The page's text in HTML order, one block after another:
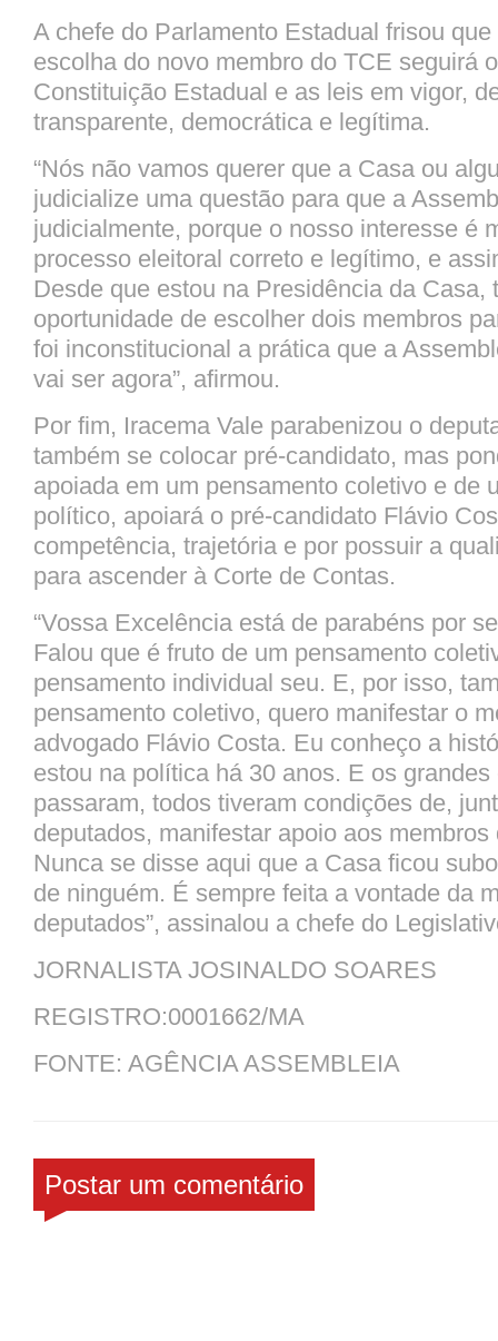
A chefe do Parlamento Estadual frisou
escolha do novo membro do TCE seguirá
Constituição Estadual e as leis em vigor,
transparente, democrática e legítima.
“Nós não vamos querer que a Casa ou
judicialize uma questão para que a
judicialmente, porque o nosso interesse é
processo eleitoral correto e legítimo, e
Desde que estou na Presidência da Casa,
oportunidade de escolher dois membros
foi inconstitucional a prática que a
vai ser agora”, afirmou.
Por fim, Iracema Vale parabenizou o
também se colocar pré-candidato, mas
apoiada em um pensamento coletivo e de
político, apoiará o pré-candidato Flávio
competência, trajetória e por possuir a
para ascender à Corte de Contas.
“Vossa Excelência está de parabéns por
Falou que é fruto de um pensamento
pensamento individual seu. E, por isso,
pensamento coletivo, quero manifestar o
advogado Flávio Costa. Eu conheço a
estou na política há 30 anos. E os
passaram, todos tiveram condições de,
deputados, manifestar apoio aos
Nunca se disse aqui que a Casa ficou
de ninguém. É sempre feita a vontade da
deputados”, assinalou a chefe do
JORNALISTA JOSINALDO SOARES
REGISTRO:0001662/MA
FONTE: AGÊNCIA ASSEMBLEIA
Postar um comentário